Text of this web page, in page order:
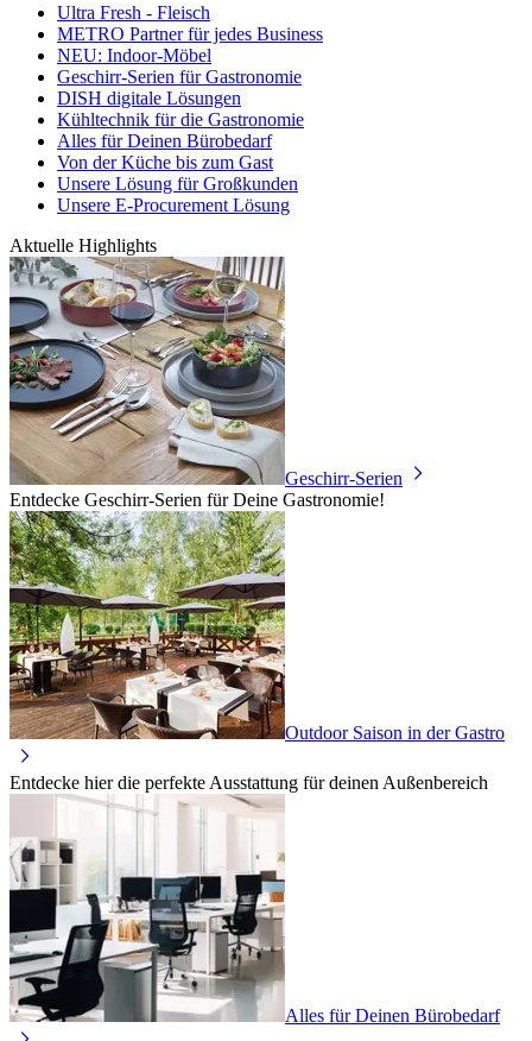
Ultra Fresh - Fleisch
METRO Partner für jedes Business
NEU: Indoor-Möbel
Geschirr-Serien für Gastronomie
DISH digitale Lösungen
Kühltechnik für die Gastronomie
Alles für Deinen Bürobedarf
Von der Küche bis zum Gast
Unsere Lösung für Großkunden
Unsere E-Procurement Lösung
Aktuelle Highlights
Geschirr-Serien
Entdecke Geschirr-Serien für Deine Gastronomie!
Outdoor Saison in der Gastro
Entdecke hier die perfekte Ausstattung für deinen Außenbereich
Alles für Deinen Bürobedarf